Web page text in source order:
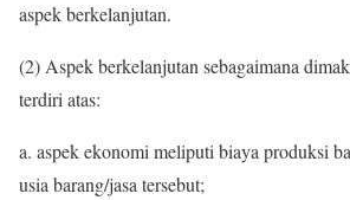
aspek berkelanjutan.
(2) Aspek berkelanjutan sebagaimana
terdiri atas:
a. aspek ekonomi meliputi biaya produksi
usia barang/jasa tersebut;